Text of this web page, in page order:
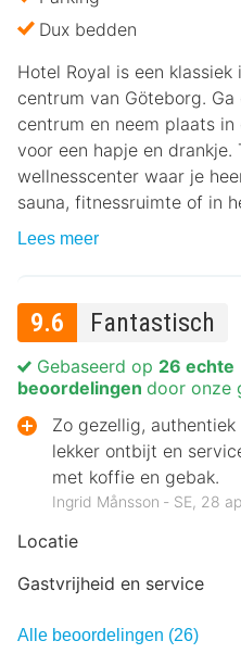
Dux bedden
Hotel Royal is een
centrum van Göteborg.
centrum en neem plaats
voor een hapje en
wellnesscenter waar je
sauna, fitnessruimte of in
Lees meer
9.6 Fantastisch
Locatie
Gastvrijheid en service
Gebaseerd op 26 echte
beoordelingen door onze
Zo gezellig,
lekker ontbijt en
met koffie en gebak.
Ingrid Månsson ‐ SE, 28
Alle beoordelingen (26)